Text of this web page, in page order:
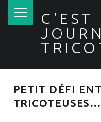
C'EST
PETIT DÉFI